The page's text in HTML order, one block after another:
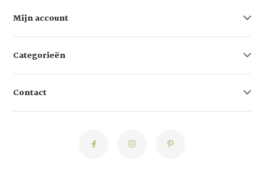
Mijn account
Categorieën
Contact